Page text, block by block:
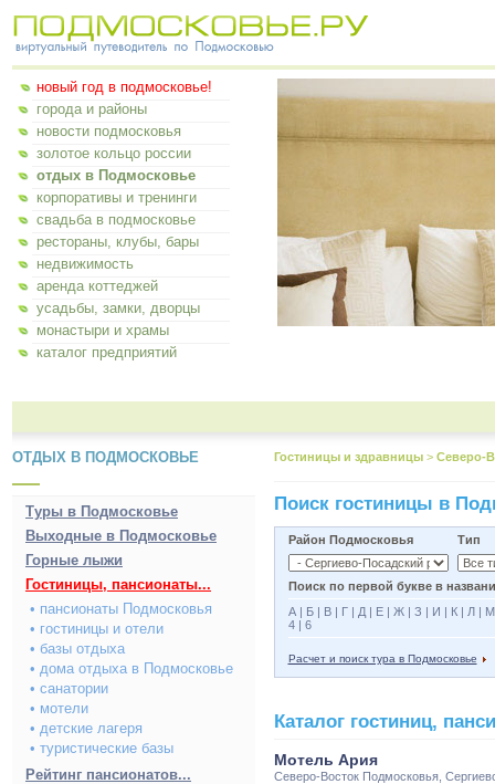
новый год в подмосковье!
города и районы
новости подмосковья
золотое кольцо россии
отдых в Подмосковье
корпоративы и тренинги
свадьба в подмосковье
рестораны, клубы, бары
недвижимость
аренда коттеджей
усадьбы, замки, дворцы
монастыри и храмы
каталог предприятий
ОТДЫХ В ПОДМОСКОВЬЕ
Туры в Подмосковье
Выходные в Подмосковье
Горные лыжи
Гостиницы, пансионаты...
• пансионаты Подмосковья
• гостиницы и отели
• базы отдыха
• дома отдыха в Подмосковье
• санатории
• мотели
• детские лагеря
• туристические базы
Рейтинг пансионатов...
Гостиницы и здравницы > Северо-
Поиск гостиницы в
Район Подмосковья Тип
Поиск по первой букве в
А| Б| В| Г| Д| Е| Ж| З | И | К| Л| М
4| 6
Расчет и поиск тура в Подмосковье
Каталог гостиниц,
Мотель Ария
Северо-Восток Подмосковья